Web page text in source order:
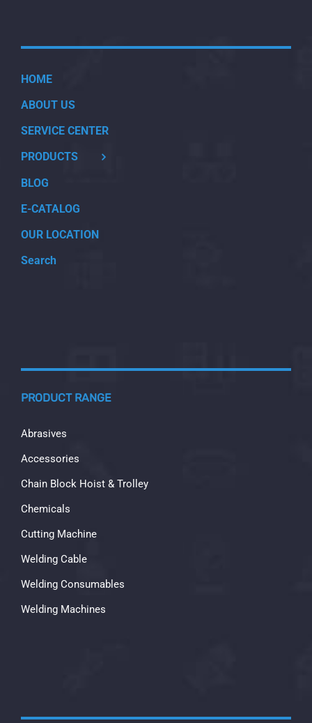
HOME
ABOUT US
SERVICE CENTER
PRODUCTS
BLOG
E-CATALOG
OUR LOCATION
Search
PRODUCT RANGE
Abrasives
Accessories
Chain Block Hoist & Trolley
Chemicals
Cutting Machine
Welding Cable
Welding Consumables
Welding Machines